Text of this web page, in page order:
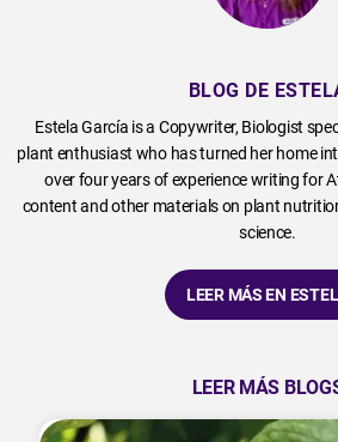
BLOG DE
Estela García is a Copywriter, Biologist
plant enthusiast who has turned her home
over four years of experience writing for
content and other materials on plant
science.
LEER MÁS EN
LEER MÁS